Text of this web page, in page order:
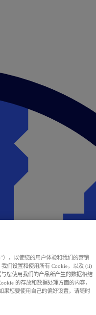
），以使您的用户体验和我们的营销
们设置和使用所有 Cookie，以及 (ii)
您使用我们的产品所产生的数据相结
的存放和数据处理方面的内容，
果您要使用自己的偏好设置，请随时